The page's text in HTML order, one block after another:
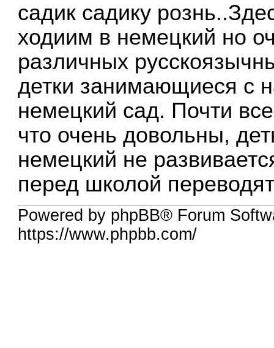
садик садику
ходиим в немецкий но
различных
детки занимающиеся с
немецкий сад. Почти
что очень довольны,
немецкий не
перед школой
Powered by phpBB® Forum
https://www.phpbb.com/